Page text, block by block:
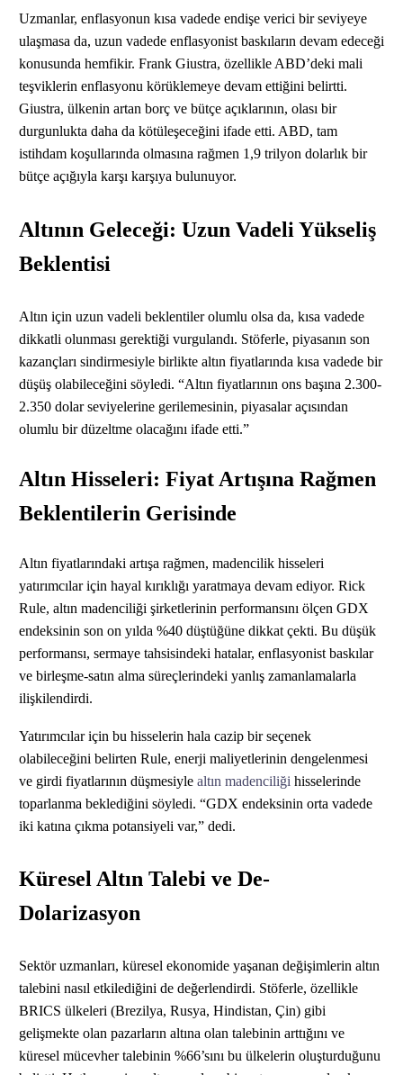
Uzmanlar, enflasyonun kısa vadede endişe verici bir seviyeye
ulaşmasa da, uzun vadede enflasyonist baskıların devam edeceği
konusunda hemfikir. Frank Giustra, özellikle ABD’deki mali
teşviklerin enflasyonu körüklemeye devam ettiğini belirtti.
Giustra, ülkenin artan borç ve bütçe açıklarının, olası bir
durgunlukta daha da kötüleşeceğini ifade etti. ABD, tam
istihdam koşullarında olmasına rağmen 1,9 trilyon dolarlık bir
bütçe açığıyla karşı karşıya bulunuyor.
Altının Geleceği: Uzun Vadeli Yükseliş
Beklentisi
Altın için uzun vadeli beklentiler olumlu olsa da, kısa vadede
dikkatli olunması gerektiği vurgulandı. Stöferle, piyasanın son
kazançları sindirmesiyle birlikte altın fiyatlarında kısa vadede bir
düşüş olabileceğini söyledi. “Altın fiyatlarının ons başına 2.300-
2.350 dolar seviyelerine gerilemesinin, piyasalar açısından
olumlu bir düzeltme olacağını ifade etti.”
Altın Hisseleri: Fiyat Artışına Rağmen
Beklentilerin Gerisinde
Altın fiyatlarındaki artışa rağmen, madencilik hisseleri
yatırımcılar için hayal kırıklığı yaratmaya devam ediyor. Rick
Rule, altın madenciliği şirketlerinin performansını ölçen GDX
endeksinin son on yılda %40 düştüğüne dikkat çekti. Bu düşük
performansı, sermaye tahsisindeki hatalar, enflasyonist baskılar
ve birleşme-satın alma süreçlerindeki yanlış zamanlamalarla
ilişkilendirdi.
Yatırımcılar için bu hisselerin hala cazip bir seçenek
olabileceğini belirten Rule, enerji maliyetlerinin dengelenmesi
ve girdi fiyatlarının düşmesiyle altın madenciliği hisselerinde
toparlanma beklediğini söyledi. “GDX endeksinin orta vadede
iki katına çıkma potansiyeli var,” dedi.
Küresel Altın Talebi ve De-
Dolarizasyon
Sektör uzmanları, küresel ekonomide yaşanan değişimlerin altın
talebini nasıl etkilediğini de değerlendirdi. Stöferle, özellikle
BRICS ülkeleri (Brezilya, Rusya, Hindistan, Çin) gibi
gelişmekte olan pazarların altına olan talebinin arttığını ve
küresel mücevher talebinin %66’sını bu ülkelerin oluşturduğunu